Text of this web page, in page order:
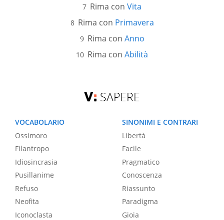
Rima con Vita
Rima con Primavera
Rima con Anno
Rima con Abilità
SAPERE
VOCABOLARIO
Ossimoro
Filantropo
Idiosincrasia
Pusillanime
Refuso
Neofita
Iconoclasta
SINONIMI E CONTRARI
Libertà
Facile
Pragmatico
Conoscenza
Riassunto
Paradigma
Gioia